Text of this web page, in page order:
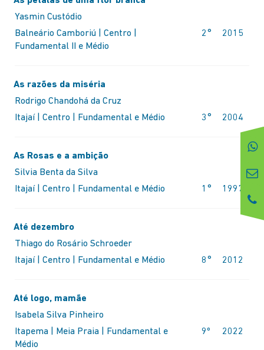
Yasmin Custódio
Balneário Camboriú | Centro |
Fundamental II e Médio
2° 2015
As razões da miséria
Rodrigo Chandohá da Cruz
Itajaí | Centro | Fundamental e Médio
3° 2004
As Rosas e a ambição
Silvia Benta da Silva
Itajaí | Centro | Fundamental e Médio
1° 1997
Até dezembro
Thiago do Rosário Schroeder
Itajaí | Centro | Fundamental e Médio
8° 2012
Até logo, mamãe
Isabela Silva Pinheiro
Itapema | Meia Praia | Fundamental e
Médio
9º 2022